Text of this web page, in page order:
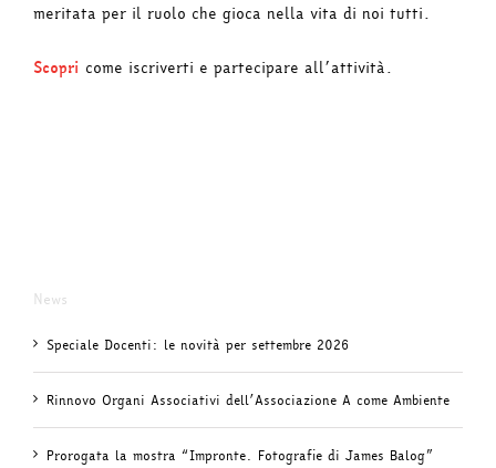
meritata per il ruolo che gioca nella vita di noi tutti.
Scopri come iscriverti e partecipare all’attività.
News
Speciale Docenti: le novità per settembre 2026
Rinnovo Organi Associativi dell’Associazione A come Ambiente
Prorogata la mostra “Impronte. Fotografie di James Balog”